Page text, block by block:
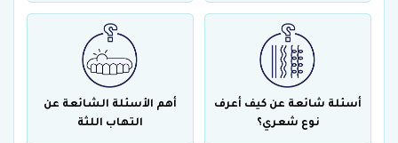
أسئلة شائعة عن كيف أعرف
نوع شعري؟
أهم الأسئلة الشائعة عن
التهاب اللثة